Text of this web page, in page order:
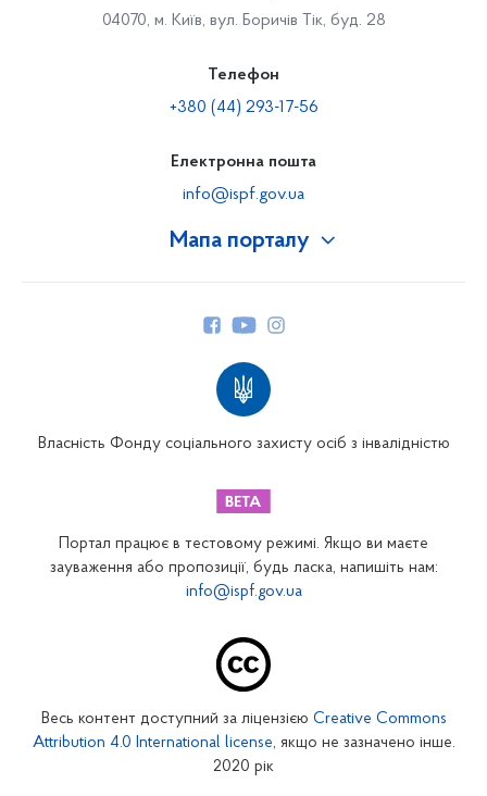
Мапа порталу
Закарпатське відділення
Запорізьке відділення
Кіровоградське відділення
04070, м. Київ, вул. Боричів Тік, буд. 28
Телефон
+380 (44) 293-17-56
Електронна пошта
info@ispf.gov.ua
Власність Фонду соціального захисту осіб з інвалідністю
Портал працює в тестовому режимі. Якщо ви маєте
зауваження або пропозиції, будь ласка, напишіть нам:
info@ispf.gov.ua
Весь контент доступний за ліцензією Creative Commons
Attribution 4.0 International license, якщо не зазначено інше.
2020 рік